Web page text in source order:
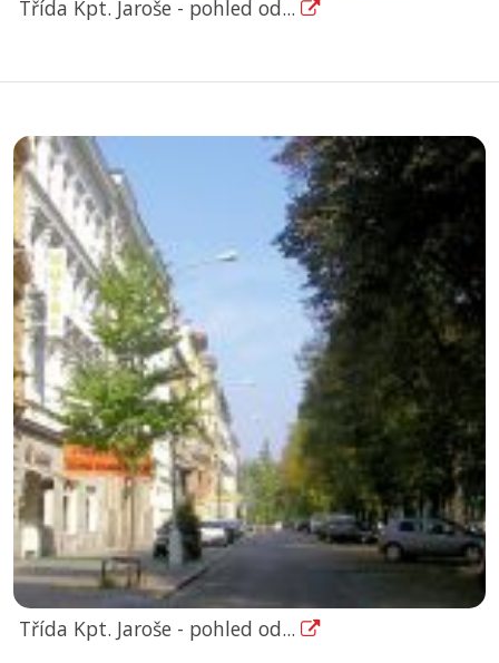
Třída Kpt. Jaroše - pohled od...
Třída Kpt. Jaroše - pohled od...